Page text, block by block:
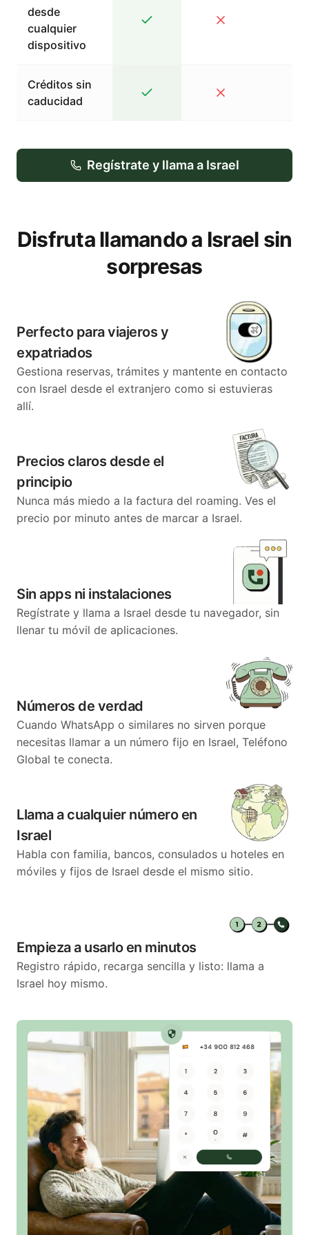
desde
cualquier
dispositivo
Créditos sin
caducidad
Regístrate y llama a Israel
Disfruta llamando a Israel sin
sorpresas
Perfecto para viajeros y
expatriados
Gestiona reservas, trámites y mantente en contacto
con Israel desde el extranjero como si estuvieras
allí.
Precios claros desde el
principio
Nunca más miedo a la factura del roaming. Ves el
precio por minuto antes de marcar a Israel.
Sin apps ni instalaciones
Regístrate y llama a Israel desde tu navegador, sin
llenar tu móvil de aplicaciones.
Números de verdad
Cuando WhatsApp o similares no sirven porque
necesitas llamar a un número fijo en Israel, Teléfono
Global te conecta.
Llama a cualquier número en
Israel
Habla con familia, bancos, consulados u hoteles en
móviles y fijos de Israel desde el mismo sitio.
Empieza a usarlo en minutos
Registro rápido, recarga sencilla y listo: llama a
Israel hoy mismo.